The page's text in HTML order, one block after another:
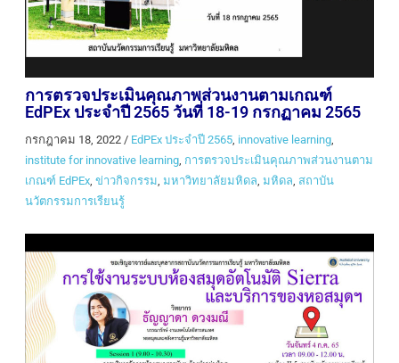
การตรวจประเมินคุณภาพส่วนงานตามเกณฑ์
EdPEx ประจำปี 2565 วันที่ 18-19 กรกฏาคม 2565
กรกฎาคม 18, 2022/ EdPEx ประจำปี 2565, innovative learning,
institute for innovative learning, การตรวจประเมินคุณภาพส่วนงานตาม
เกณฑ์ EdPEx, ข่าวกิจกรรม มหาวิทยาลัยมหิดล มหิดล สถาบัน
นวัตกรรมการเรียนรู้